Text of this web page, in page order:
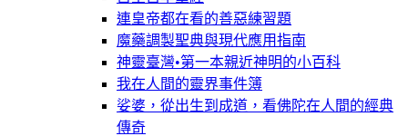
連皇帝都在看的善惡練習題
魔藥調製聖典與現代應用指南
神靈臺灣•第一本親近神明的小百科
我在人間的靈界事件簿
娑婆，從出生到成道，看佛陀在人間的經典
傳奇